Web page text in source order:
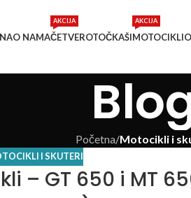
O NAMAČETVEROTOČKAŠI
AKCIJA
MOTOCIKLI
AKCIJA
Početna/Motocikli i
I SKUTERI
– GT 650 i MT